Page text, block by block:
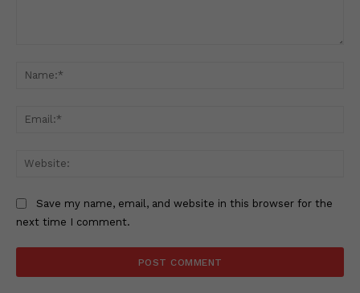
Save my name, email, and website in this browser for the
next time I comment.